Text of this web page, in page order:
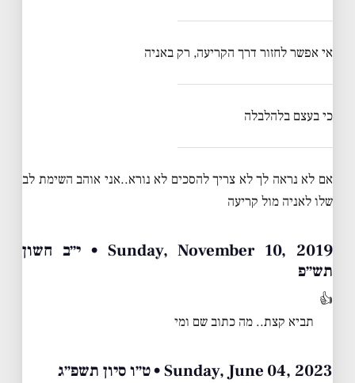
אי אפשר לחזור דרך הקריעה, רק באניה
כי בעצם בלהלבלה
אם לא נראה לך לא צריך להסכים לא נורא..אני אוהב השימת לב
שלו לאניה מול קריעה
Sunday, November 10, 2019 • י״ב חשון
תש״פ
👍
תביא קצת.. מה כתוב שם ומי
Sunday, June 04, 2023 • ט״ו סיון תשפ״ג